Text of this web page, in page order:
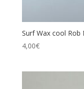
Surf Wax cool Rob
4,00€